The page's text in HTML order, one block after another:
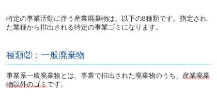
特定の事業活動に伴う産業廃棄物は、以下の8種類です。指定され
た業種から排出される特定の事業ゴミになります。
種類②：一般廃棄物
事業系一般廃棄物とは、事業で排出された廃棄物のうち、産業廃棄
物以外のゴミです。